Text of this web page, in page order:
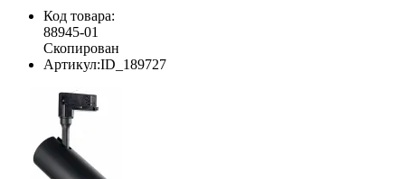
Код товара:
88945-01
Скопирован
Артикул:ID_189727